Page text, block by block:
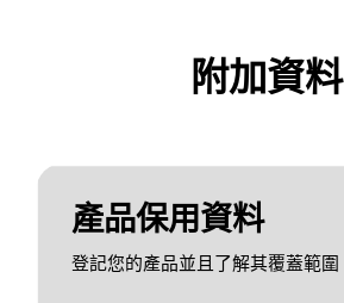
附加資料
產品保用資料
登記您的產品並且了解其覆蓋範圍